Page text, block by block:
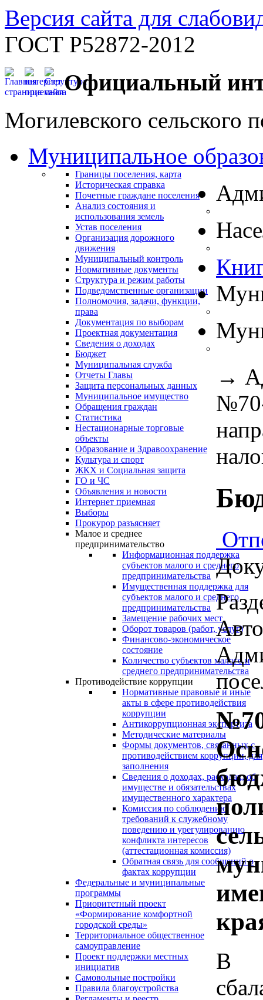
Версия сайта для
ГОСТ Р52872-2012
Официальный
Могилевского сельского
Муниципальное
Границы поселения, карта
Историческая справка
Почетные граждане поселения
Анализ состояния и
использования земель
Устав поселения
Организация дорожного
движения
Муниципальный контроль
Нормативные документы
Структура и режим работы
Подведомственные организации
Полномочия, задачи, функции,
права
Документация по выборам
Проектная документация
Сведения о доходах
Бюджет
Муниципальная служба
Отчеты Главы
Защита персональных данных
Муниципальное имущество
Обращения граждан
Статистика
Нестационарные торговые
объекты
Образование и Здравоохранение
Культура и спорт
ЖКХ и Социальная защита
ГО и ЧС
Объявления и новости
Интернет приемная
Выборы
Прокурор разъясняет
Малое и среднее
предпринимательство
Информационная поддержка
субъектов малого и среднего
предпринимательства
Имущественная поддержка для
субъектов малого и среднего
предпринимательства
Замещение рабочих мест
Оборот товаров (работ, услуг)
Финансово-экономическое
состояние
Количество субъектов малого и
среднего предпринимательства
Противодействие коррупции
Нормативные правовые и иные
акты в сфере противодействия
коррупции
Антикоррупционная экспертиза
Методические материалы
Формы документов, связанных с
противодействием коррупции, для
заполнения
Сведения о доходах, расходах, об
имуществе и обязательствах
имущественного характера
Комиссия по соблюдению
требований к служебному
поведению и урегулированию
конфликта интересов
(аттестационная комиссия)
Обратная связь для сообщений о
фактах коррупции
Федеральные и муниципальные
программы
Приоритетный проект
«Формирование комфортной
городской среды»
Территориальное общественное
самоуправление
Проект поддержки местных
инициатив
Самовольные постройки
Правила благоустройства
→
В